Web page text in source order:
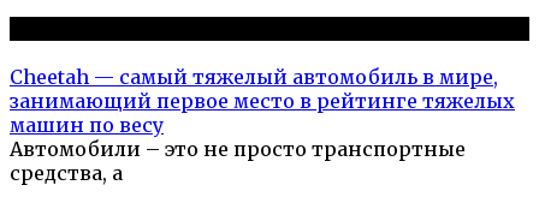
Cheetah — самый тяжелый автомобиль в мире,
занимающий первое место в рейтинге тяжелых
машин по весу
Автомобили – это не просто транспортные
средства, а